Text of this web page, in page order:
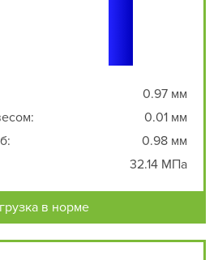
0.97 мм
0.01 мм
0.98 мм
32.14 МПа
в норме